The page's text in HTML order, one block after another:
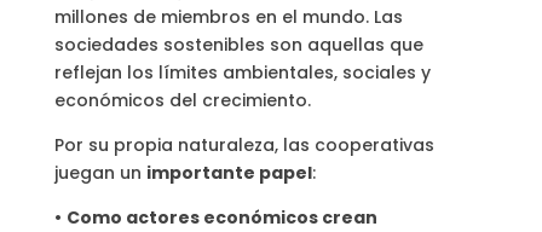
millones de miembros en el mundo. Las
sociedades sostenibles son aquellas que
reflejan los límites ambientales, sociales y
económicos del crecimiento.
Por su propia naturaleza, las cooperativas
juegan un importante papel:
• Como actores económicos crean